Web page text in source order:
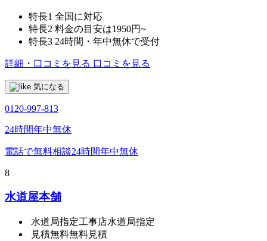
特長1 全国に対応
特長2 料金の目安は1950円~
特長3 24時間・年中無休で受付
詳細・口コミを見る 口コミを見る
気になる
0120-997-813
24時間年中無休
電話で無料相談24時間年中無休
8
水道屋本舗
水道局指定工事店水道局指定
見積無料無料見積